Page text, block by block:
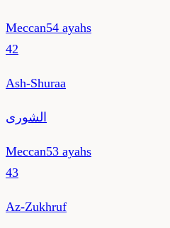
Meccan54 ayahs
42
Ash-Shuraa
الشورى
Meccan53 ayahs
43
Az-Zukhruf